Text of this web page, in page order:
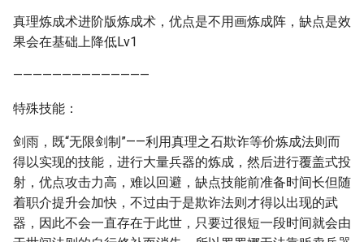
真理炼成术进阶版炼成术，优点是不用画炼成阵，缺点是效
果会在基础上降低Lv1
——————————————
特殊技能：
剑雨，既“无限剑制”——利用真理之石欺诈等价炼成法则而
得以实现的技能，进行大量兵器的炼成，然后进行覆盖式投
射，优点攻击力高，难以回避，缺点技能前准备时间长但随
着职介提升会加快，不过由于是欺诈法则才得以出现的武
器，因此不会一直存在于此世，只要过很短一段时间就会由